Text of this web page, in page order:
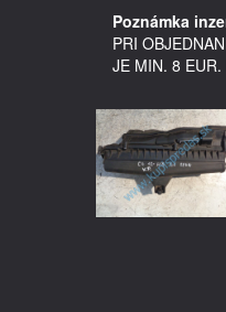
Poznámka
PRI
JE MIN. 8